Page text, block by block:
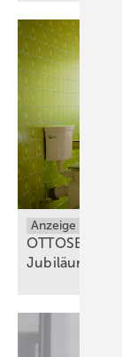
Anzeige
OTTOSEAL®
Jubiläum